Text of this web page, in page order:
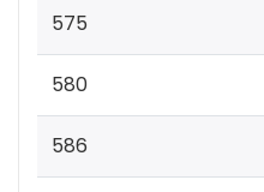
575
580
586